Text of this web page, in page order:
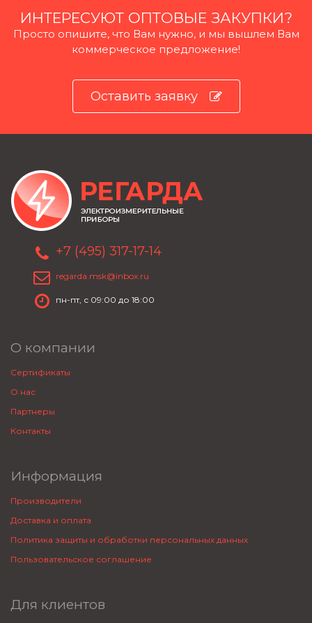
ИНТЕРЕСУЮТ ОПТОВЫЕ ЗАКУПКИ?
Просто опишите, что Вам нужно, и мы вышлем Вам
коммерческое предложение!
Оставить заявку
+7 (495) 317-17-14
regarda.msk@inbox.ru
пн-пт, с 09:00 до 18:00
О компании
Сертификаты
О нас
Партнеры
Контакты
Информация
Производители
Доставка и оплата
Политика защиты и обработки персональных данных
Пользовательское соглашение
Для клиентов